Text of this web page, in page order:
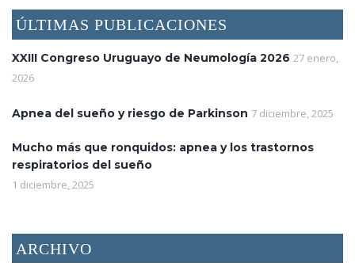
ÚLTIMAS PUBLICACIONES
XXIII Congreso Uruguayo de Neumología 2026 27 enero,
2026
Apnea del sueño y riesgo de Parkinson 7 diciembre, 2025
Mucho más que ronquidos: apnea y los trastornos
respiratorios del sueño
1 diciembre, 2025
ARCHIVO